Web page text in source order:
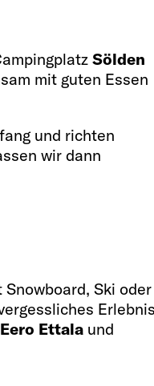
Sölden
mit guten Essen
und richten
wir dann
Ski oder
Erlebnis
Eero Ettala und